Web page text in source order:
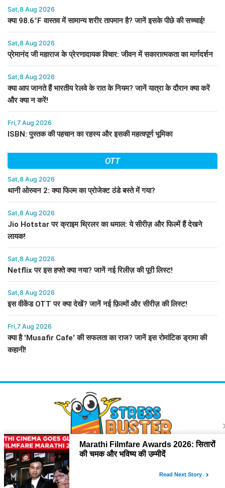
Sat,8 Aug 2026
क्या 98.6°F वास्तव में सामान्य शरीर तापमान है? जानें इसके पीछे की सच्चाई!
Sat,8 Aug 2026
प्रेमानंद जी महाराज के प्रेरणादायक विचार: जीवन में सकारात्मकता का मार्गदर्शन
Sat,8 Aug 2026
क्या आप जानते हैं भारतीय रेलवे के रात के नियम? जानें यात्रा के दौरान क्या करें
और क्या न करें!
Fri,7 Aug 2026
ISBN: पुस्तक की पहचान का रहस्य और इसकी महत्वपूर्ण भूमिका
OTT
Sat,8 Aug 2026
थानी ओरुवन 2: क्या फिल्म का प्रोजेक्ट ठंडे बस्ते में गया?
Sat,8 Aug 2026
Jio Hotstar पर क्राइम थ्रिलर का धमाल: ये सीरीज़ और फिल्में हैं देखने
लायक!
Sat,8 Aug 2026
Netflix पर इस हफ्ते क्या नया? जानें नई रिलीज़ की पूरी लिस्ट!
Sat,8 Aug 2026
इस वीकेंड OTT पर क्या देखें? जानें नई फ़िल्मों और सीरीज़ की लिस्ट!
Fri,7 Aug 2026
क्या है 'Musafir Cafe' की सफलता का राज? जानें इस रोमांटिक ड्रामा की
कहानी!
About Us
Stressbusterlive.com पर आपको मिलेंगी बॉलीवुड और हॉलीवुड समाचार, टीवी शो,